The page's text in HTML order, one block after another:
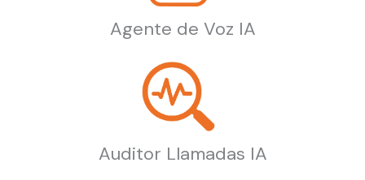
Agente de Voz IA
Auditor Llamadas IA